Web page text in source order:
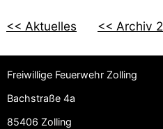
<< Aktuelles << Archiv
Freiwillige Feuerwehr Zolling
Bachstraße 4a
85406 Zolling